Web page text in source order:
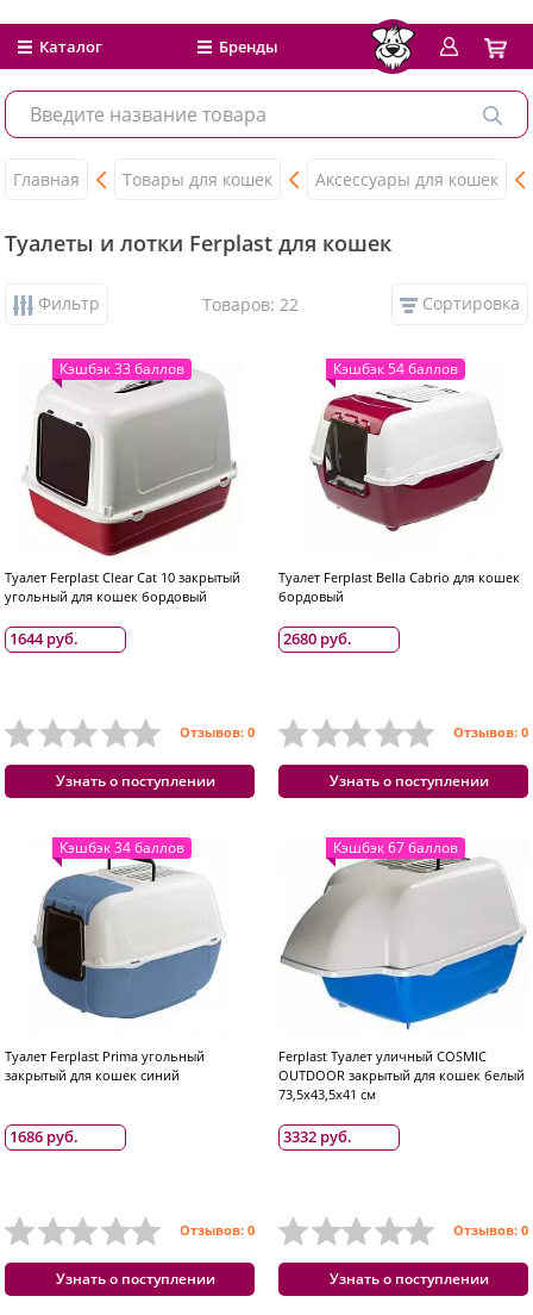
Каталог Бренды
Главная Товары для кошек Аксессуары для кошек
Туалеты и лотки Ferplast для кошек
Фильтр Товаров: 22 Сортировка
Кэшбэк 33 баллов
Туалет Ferplast Clear Cat 10 закрытый
угольный для кошек бордовый
1644 руб.
Отзывов: 0
Узнать о поступлении
Кэшбэк 54 баллов
Туалет Ferplast Bella Cabrio для кошек
бордовый
2680 руб.
Отзывов: 0
Узнать о поступлении
Кэшбэк 34 баллов
Туалет Ferplast Prima угольный
закрытый для кошек синий
1686 руб.
Отзывов: 0
Узнать о поступлении
Кэшбэк 67 баллов
Ferplast Туалет уличный COSMIC
OUTDOOR закрытый для кошек белый
73,5х43,5х41 см
3332 руб.
Отзывов: 0
Узнать о поступлении